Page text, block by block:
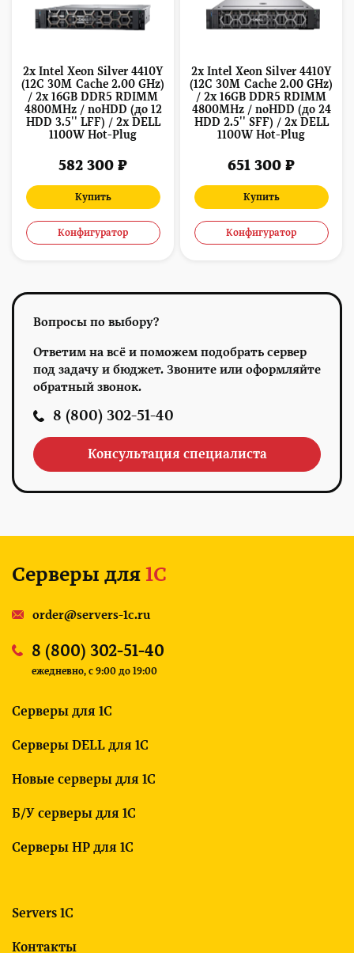
2x Intel Xeon Silver 4410Y
(12C 30M Cache 2.00 GHz)
/ 2x 16GB DDR5 RDIMM
4800MHz / noHDD (до 12
HDD 3.5'' LFF) / 2x DELL
1100W Hot-Plug
582 300 ₽
Купить
Конфигуратор
2x Intel Xeon Silver 4410Y
(12C 30M Cache 2.00 GHz)
/ 2x 16GB DDR5 RDIMM
4800MHz / noHDD (до 24
HDD 2.5'' SFF) / 2x DELL
1100W Hot-Plug
651 300 ₽
Купить
Конфигуратор
Вопросы по выбору?
Ответим на всё и поможем подобрать сервер
под задачу и бюджет. Звоните или оформляйте
обратный звонок.
8 (800) 302-51-40
Консультация специалиста
Серверы для 1С
Серверы DELL для 1С
Новые серверы для 1С
Б/У серверы для 1С
Серверы HP для 1С
Servers 1C
Контакты
Серверы для 1С
order@servers-1c.ru
8 (800) 302-51-40
ежедневно, c 9:00 до 19:00